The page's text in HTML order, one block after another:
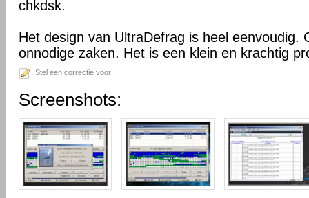
chkdsk.
Het design van UltraDefrag is heel eenvoudig.
onnodige zaken. Het is een klein en krachtig
Stel een correctie voor
Screenshots: